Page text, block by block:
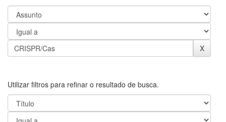
Utilizar filtros para refinar o resultado de busca.